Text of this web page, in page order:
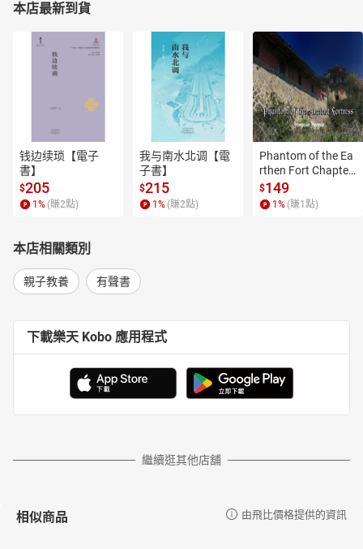
本店最新到貨
钱边续琐【電子
書】
$205
1 % (賺2點)
我与南水北调【電
子書】
$215
1 % (賺2點)
Phantom of the Ea
rthen Fort Chapter
4【有聲書】
$149
1 % (賺1 點)
本店相關類別
親子教養 有聲書
下載樂天 Kobo 應用程式
繼續逛其他店舖
相似商品 由飛比價格提供的資訊